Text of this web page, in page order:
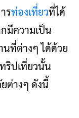
รท่องเที่ยวที่ได้
มีความเป็น
นที่ต่างๆ ได้ด้วย
ริปเที่ยวนั้น
ต่างๆ ดังนี้